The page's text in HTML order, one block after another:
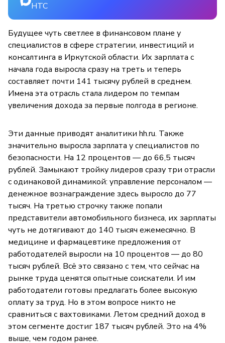
НТС
Будущее чуть светлее в финансовом плане у
специалистов в сфере стратегии, инвестиций и
консалтинга в Иркутской области. Их зарплата с
начала года выросла сразу на треть и теперь
составляет почти 141 тысячу рублей в среднем.
Имена эта отрасль стала лидером по темпам
увеличения дохода за первые полгода в регионе.
Эти данные приводят аналитики hh.ru. Также
значительно выросла зарплата у специалистов по
безопасности. На 12 процентов — до 66,5 тысяч
рублей. Замыкают тройку лидеров сразу три отрасли
с одинаковой динамикой: управление персоналом —
денежное вознаграждение здесь выросло до 77
тысяч. На третью строчку также попали
представители автомобильного бизнеса, их зарплаты
чуть не дотягивают до 140 тысяч ежемесячно. В
медицине и фармацевтике предложения от
работодателей выросли на 10 процентов — до 80
тысяч рублей. Всё это связано с тем, что сейчас на
рынке труда ценятся опытные соискатели. И им
работодатели готовы предлагать более высокую
оплату за труд. Но в этом вопросе никто не
сравниться с вахтовиками. Летом средний доход в
этом сегменте достиг 187 тысяч рублей. Это на 4%
выше, чем годом ранее.